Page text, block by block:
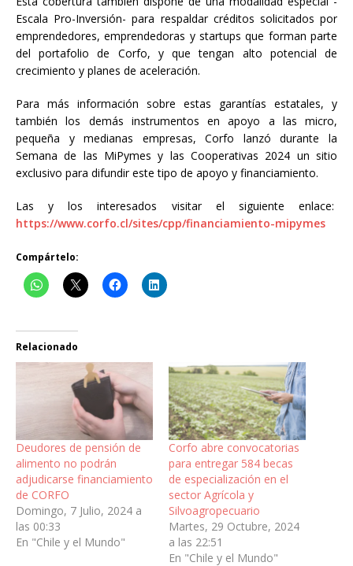
Escala Pro-Inversión- para respaldar créditos solicitados por
emprendedores, emprendedoras y startups que forman parte
del portafolio de Corfo, y que tengan alto potencial de
crecimiento y planes de aceleración.
Para más información sobre estas garantías estatales, y
también los demás instrumentos en apoyo a las micro,
pequeña y medianas empresas, Corfo lanzó durante la
Semana de las MiPymes y las Cooperativas 2024 un sitio
exclusivo para difundir este tipo de apoyo y financiamiento.
Las y los interesados visitar el siguiente enlace:
https://www.corfo.cl/sites/cpp/financiamiento-mipymes
Compártelo:
Relacionado
Deudores de pensión de
alimento no podrán
adjudicarse financiamiento
de CORFO
Domingo, 7 Julio, 2024 a
las 00:33
En "Chile y el Mundo"
Corfo abre convocatorias
para entregar 584 becas
de especialización en el
sector Agrícola y
Silvoagropecuario
Martes, 29 Octubre, 2024
a las 22:51
En "Chile y el Mundo"